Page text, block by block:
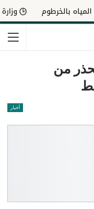
وزارة الصحة
من
أخبار